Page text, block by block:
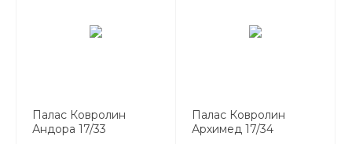
Палас Ковролин
Андора 17/33
Палас Ковролин
Архимед 17/34